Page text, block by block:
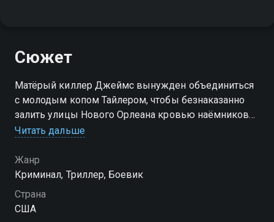
Сюжет
Матёрый киллер Джеймс вынужден объединиться
с молодым копом Тайлером, чтобы безнаказанно
залить улицы Нового Орлеана кровью наёмников
ополчившейся на него местной мафии
Читать дальше
Жанр
Криминал, Триллер, Боевик
Страна
США